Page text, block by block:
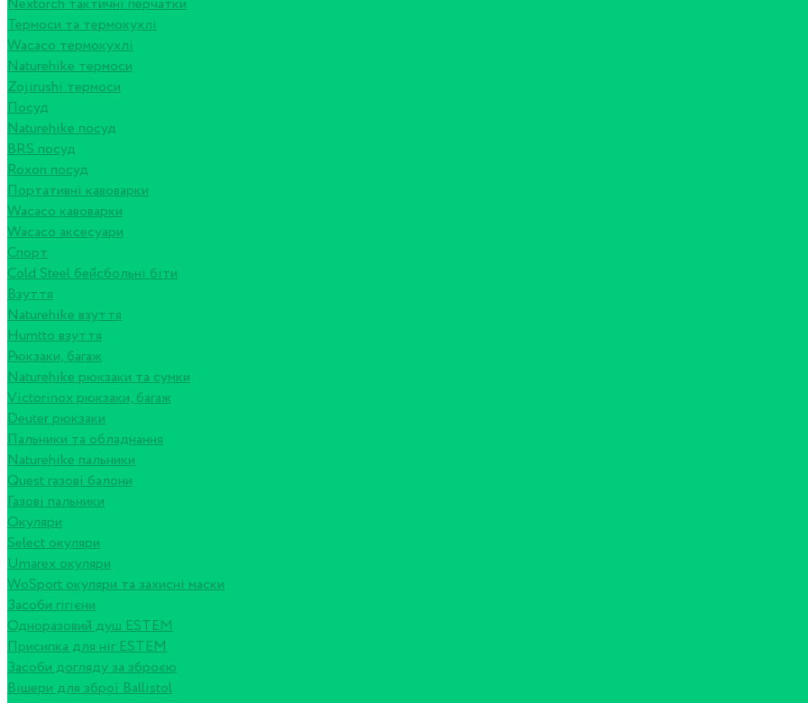
Nextorch тактичні перчатки
Термоси та термокухлі
Wacaco термокухлі
Naturehike термоси
Zojirushi термоси
Посуд
Naturehike посуд
BRS посуд
Roxon посуд
Портативні кавоварки
Wacaco кавоварки
Wacaco аксесуари
Спорт
Cold Steel бейсбольні біти
Взуття
Naturehike взуття
Humtto взуття
Рюкзаки, багаж
Naturehike рюкзаки та сумки
Victorinox рюкзаки, багаж
Deuter рюкзаки
Пальники та обладнання
Naturehike пальники
Quest газові балони
Газові пальники
Окуляри
Select окуляри
Umarex окуляри
WoSport окуляри та захисні маски
Засоби гігієни
Одноразовий душ ESTEM
Присипка для ніг ESTEM
Засоби догляду за зброєю
Вішери для зброї Ballistol